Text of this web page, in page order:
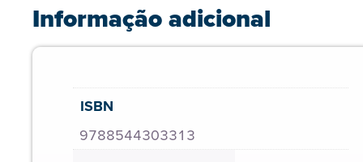
Informação adicional
ISBN
9788544303313